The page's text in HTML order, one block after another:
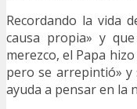
Recordando la vida
causa propia» y
merezco, el Papa
pero se arrepintió» y
ayuda a pensar en la